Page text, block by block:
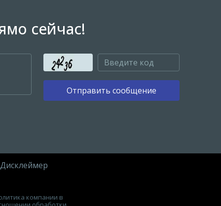
сейчас!
Отправить сообщение
Дисклеймер
компании в